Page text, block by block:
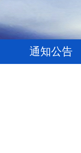
通知公告